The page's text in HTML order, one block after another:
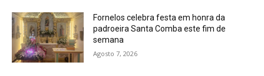
Fornelos celebra festa em honra da
padroeira Santa Comba este fim de
semana
Agosto 7, 2026